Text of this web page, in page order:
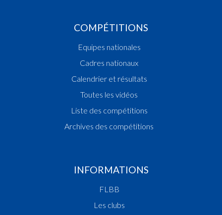
COMPÉTITIONS
Equipes nationales
Cadres nationaux
Calendrier et résultats
Toutes les vidéos
Liste des compétitions
Archives des compétitions
INFORMATIONS
FLBB
Les clubs